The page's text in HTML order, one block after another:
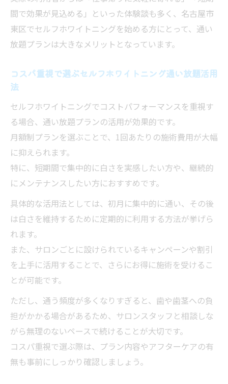
間で効果が見込める」といった体験談も多く、名古屋市
東区でセルフホワイトニングを始める方にとって、通い
放題プランは大きなメリットとなっています。
コスパ重視で選ぶセルフホワイトニング通い放題活用
法
セルフホワイトニングでコストパフォーマンスを重視す
る場合、通い放題プランの活用が効果的です。
月額制プランを選ぶことで、1回あたりの施術費用が大幅
に抑えられます。
特に、短期間で集中的に白さを実感したい方や、継続的
にメンテナンスしたい方におすすめです。
具体的な活用法としては、初月に集中的に通い、その後
は白さを維持するために定期的に利用する方法が挙げら
れます。
また、サロンごとに設けられているキャンペーンや割引
を上手に活用することで、さらにお得に施術を受けるこ
とが可能です。
ただし、通う頻度が多くなりすぎると、歯や歯茎への負
担がかかる場合があるため、サロンスタッフと相談しな
がら無理のないペースで続けることが大切です。
コスパ重視で選ぶ際は、プラン内容やアフターケアの有
無も事前にしっかり確認しましょう。